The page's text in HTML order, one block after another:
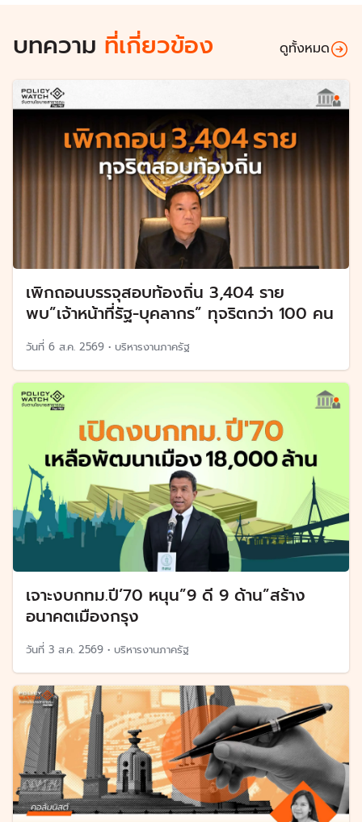
บทความ ที่เกี่ยวข้อง ดูทั้งหมด
เพิกถอนบรรจุสอบท้องถิ่น 3,404 ราย
พบ”เจ้าหน้าที่รัฐ-บุคลากร” ทุจริตกว่า 100 คน
วันที่ 6 ส.ค. 2569 • บริหารงานภาครัฐ
เจาะงบกทม.ปี’70 หนุน”9 ดี 9 ด้าน”สร้าง
อนาคตเมืองกรุง
วันที่ 3 ส.ค. 2569 • บริหารงานภาครัฐ